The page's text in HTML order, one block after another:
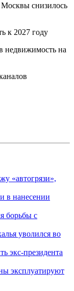
снизилось
к 2027 году
недвижимость на
«автогрязи»,
в нанесении
борьбы с
уволился во
экс-президента
эксплуатируют